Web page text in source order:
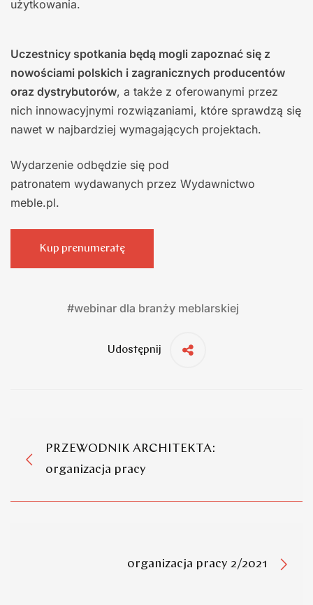
użytkowania.
Uczestnicy spotkania będą mogli zapoznać się z
nowościami polskich i zagranicznych producentów
oraz dystrybutorów, a także z oferowanymi przez
nich innowacyjnymi rozwiązaniami, które sprawdzą się
nawet w najbardziej wymagających projektach.
Wydarzenie odbędzie się pod
patronatem wydawanych przez Wydawnictwo
meble.pl.
Kup prenumeratę
#webinar dla branży meblarskiej
Udostępnij
PRZEWODNIK ARCHITEKTA:
organizacja pracy
organizacja pracy 2/2021